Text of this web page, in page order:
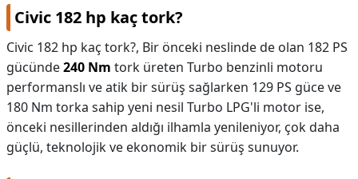
Civic 182 hp kaç tork?
Civic 182 hp kaç tork?, Bir önceki neslinde de olan 182 PS
gücünde240 Nm tork üreten Turbo benzinli motoru
performanslı ve atik bir sürüş sağlarken 129 PS güce ve
180 Nm torka sahip yeni nesil Turbo LPG'li motor ise,
önceki nesillerinden aldığı ilhamla yenileniyor, çok daha
güçlü, teknolojik ve ekonomik bir sürüş sunuyor.